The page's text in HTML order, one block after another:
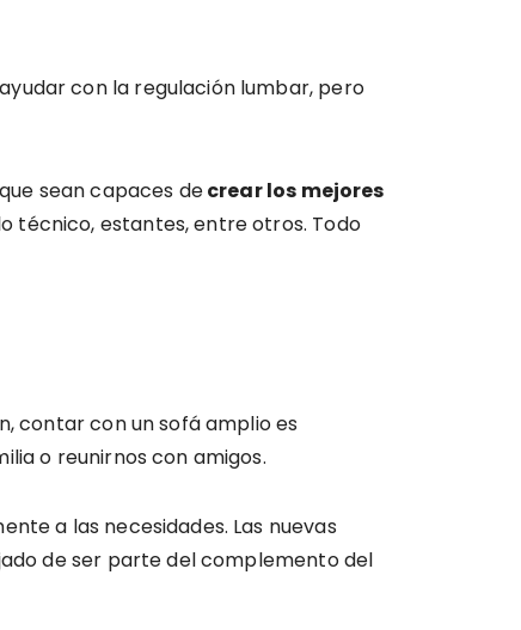
con la regulación lumbar, pero
sean capaces decrear los mejores
técnico, estantes, entre otros. Todo
contar con un sofá amplio es
o reunirnos con amigos.
a las necesidades. Las nuevas
de ser parte del complemento del